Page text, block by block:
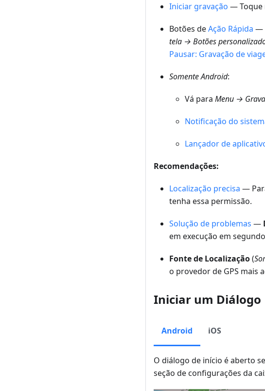
Iniciar gravação — Toque
Botões deAção Rápida —
tela → Botões
Pausar: Gravação de
Somente Android:
Vá para Menu →
Notificação do
Lançador de
Recomendações:
Localização precisa —
tenha essa permissão.
Solução de problemas —
em execução em
Fonte de Localização(
o provedor de GPS mais
Iniciar um Diálogo
Android iOS
O diálogo de início é aberto
seção de configurações da